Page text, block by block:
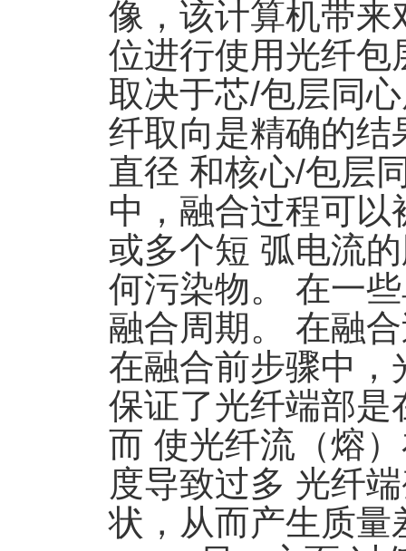
像，该计算机带来
位进行使用光纤包
取决于芯/包层同
纤取向是精确的结
直径 和核心/包层
中，融合过程可
或多个短 弧电流
何污染物。 在一
融合周期。 在融
在融合前步骤中，
保证了光纤端部是
而 使光纤流（熔
度导致过多 光纤
状，从而产生质量